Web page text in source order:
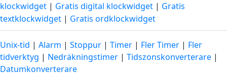
klockwidget | Gratis digital klockwidget | Gratis
textklockwidget | Gratis ordklockwidget
Unix-tid | Alarm | Stoppur | Timer | Fler Timer | Fler
tidverktyg | Nedräkningstimer | Tidszonskonverterare |
Datumkonverterare